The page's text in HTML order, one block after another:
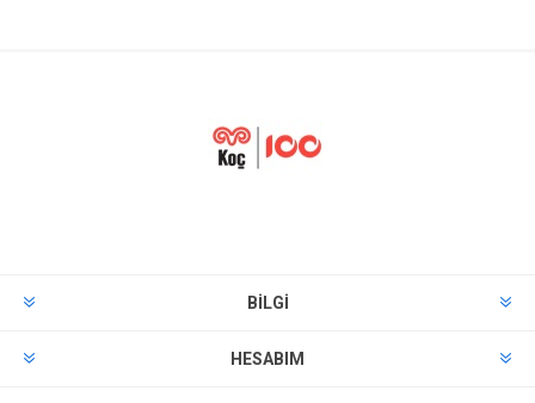
BILGI
HESABIM